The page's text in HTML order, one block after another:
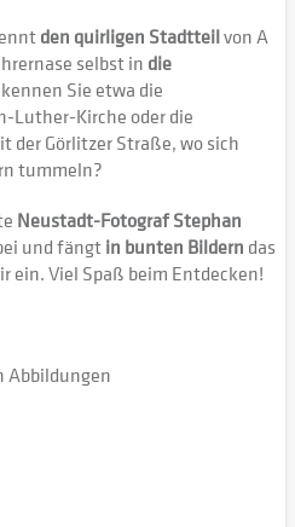
den quirligen Stadtteilvon A
selbst in die
kennen Sie etwa die
Luther-Kirche oder die
der Görlitzer Straße, wo sich
tummeln?
Neustadt-Fotograf Stephan
und fängtin bunten Bildern das
ein. Viel Spaß beim Entdecken!
Abbildungen